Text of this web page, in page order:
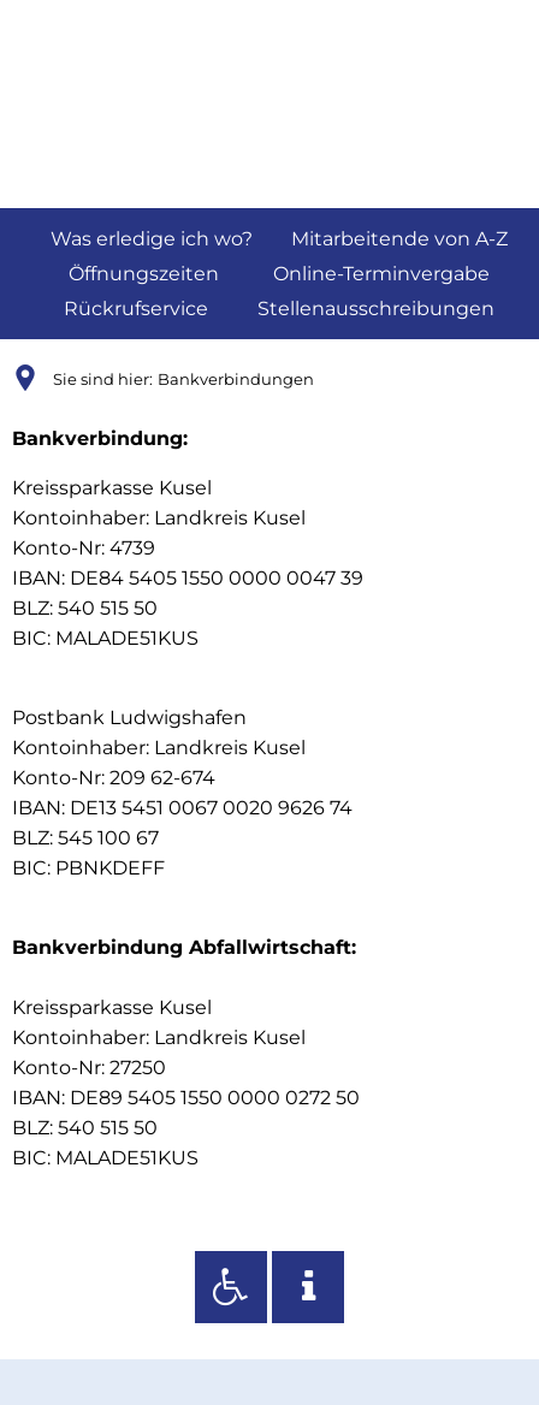
Was erledige ich wo?
Mitarbeitende von A-Z
Öffnungszeiten
Online-Terminvergabe
Rückrufservice
Stellenausschreibungen
Sie sind hier: Bankverbindungen
Bankverbindungen
Bankverbindung:
Kreissparkasse Kusel
Kontoinhaber: Landkreis Kusel
Konto-Nr: 4739
IBAN: DE84 5405 1550 0000 0047 39
BLZ: 540 515 50
BIC: MALADE51KUS
Postbank Ludwigshafen
Kontoinhaber: Landkreis Kusel
Konto-Nr: 209 62-674
IBAN: DE13 5451 0067 0020 9626 74
BLZ: 545 100 67
BIC: PBNKDEFF
Bankverbindung Abfallwirtschaft:
Kreissparkasse Kusel
Kontoinhaber: Landkreis Kusel
Konto-Nr: 27250
IBAN: DE89 5405 1550 0000 0272 50
BLZ: 540 515 50
BIC: MALADE51KUS